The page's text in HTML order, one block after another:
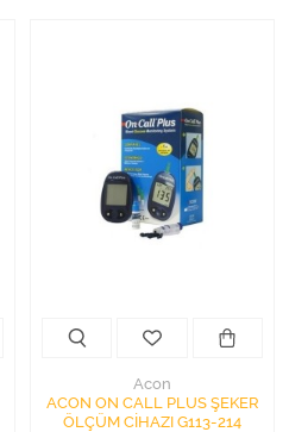
Acon
ACON ON CALL PLUS ŞEKER
ÖLÇÜM CİHAZI G113-214